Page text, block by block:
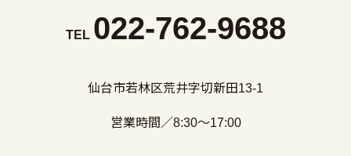
TEL 022-762-9688
仙台市若林区荒井字切新田13-1
営業時間／8:30～17:00